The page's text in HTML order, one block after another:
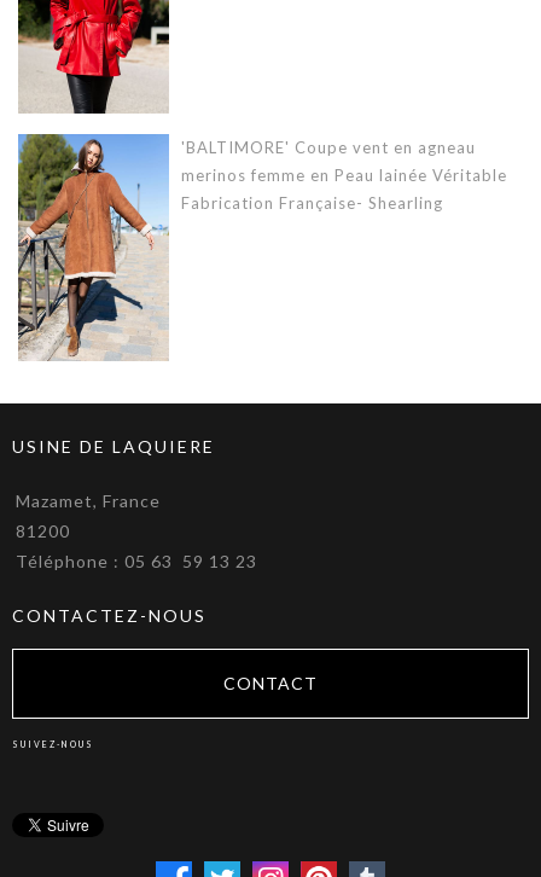
'BALTIMORE' Coupe vent en agneau
merinos femme en Peau lainée Véritable
Fabrication Française- Shearling
USINE DE LAQUIERE
Mazamet, France
81200
Téléphone : 05 63 59 13 23
CONTACTEZ-NOUS
CONTACT
SUIVEZ-NOUS